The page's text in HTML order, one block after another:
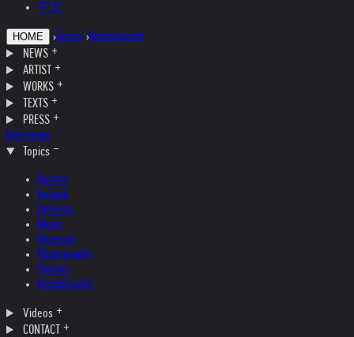
中文
HOME › Topics ›Kristallnacht
NEWS
ARTIST
WORKS
TEXTS
PRESS
Interviews
Topics
Austria
Ireland
Helvetia
Music
Museum
Photography
Theater
Kristallnacht
Videos
CONTACT